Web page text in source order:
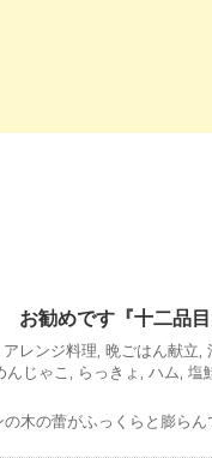
お勧めです『十二品
アレンジ料理, 晩ごはん献立,
んじゃこ , らっきょ , ハム, 塩
木の蕾がふっくらと膨ら